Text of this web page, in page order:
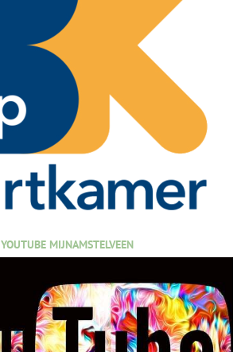
YOUTUBE MIJNAMSTELVEEN